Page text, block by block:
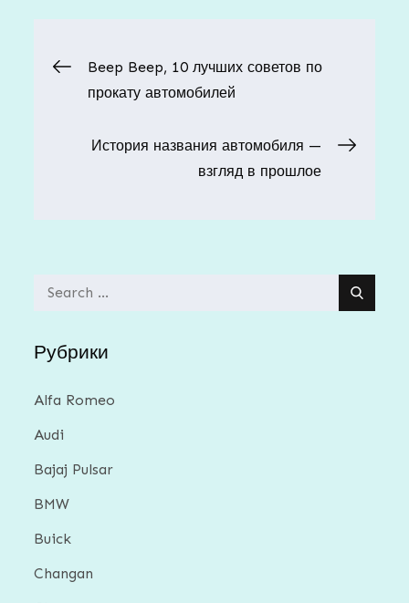
Навигация
записям
Beep Beep, 10 лучших советов по
прокату автомобилей
История названия автомобиля —
взгляд в прошлое
Search
Рубрики
Alfa Romeo
Audi
Bajaj Pulsar
BMW
Buick
Changan